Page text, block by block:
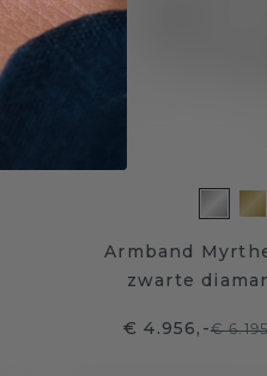
Armband
zwarte
€ 4.956,-€